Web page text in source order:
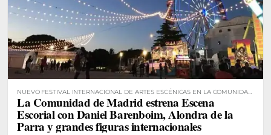
NUEVO FESTIVAL INTERNACIONAL DE ARTES ESCÉNICAS EN LA COMUNIDAD
DE MADRID
La Comunidad de Madrid estrena Escena
Escorial con Daniel Barenboim, Alondra de la
Parra y grandes figuras internacionales